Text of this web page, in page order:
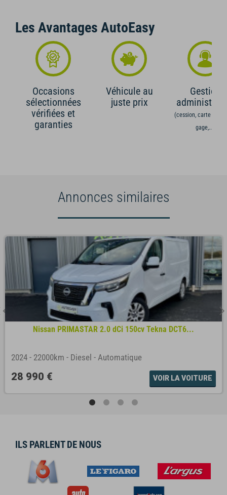
Les Avantages AutoEasy
Occasions
sélectionnées
vérifiées et
garanties
Véhicule au
juste prix
Gestion
(cession, carte grise,
gage,...)
Annonces similaires
Nissan PRIMASTAR 2.0 dCi 150cv Tekna DCT6...
2024 - 22000km - Diesel - Automatique
28 990 € VOIR LA VOITURE
ILS PARLENT DE NOUS